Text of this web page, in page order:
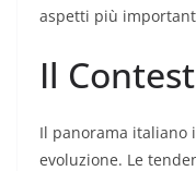
aspetti più
Il
Il panorama italiano
evoluzione. Le